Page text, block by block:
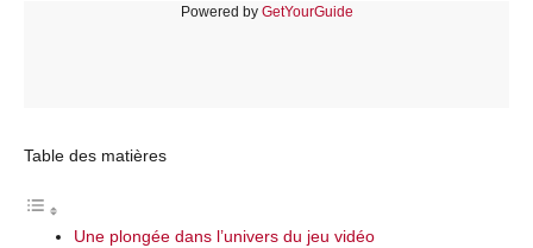
Powered by GetYourGuide
Table des matières
Une plongée dans l’univers du jeu vidéo